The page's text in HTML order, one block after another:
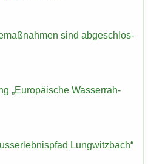
sind ab­ge­schlos­
„Eu­ro­päi­sche Was­ser­rah­
Lung­witz­bach“